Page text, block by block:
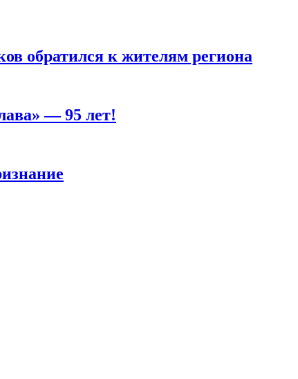
обратился к жителям региона
— 95 лет!